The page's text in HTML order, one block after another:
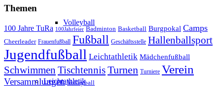
Volleyball
Leichtathletik
Themen
100 Jahre TuRa 100Jahrfeier Badminton Basketball Burgpokal Camps
Cheerleader Frauenfußball Fußball Geschäftsstelle Hallenballsport
Jugendfußball Leichtathletik Mädchenfußball
Schwimmen TischtennisTurnen Turniere Verein
Versammlungen Volleyball